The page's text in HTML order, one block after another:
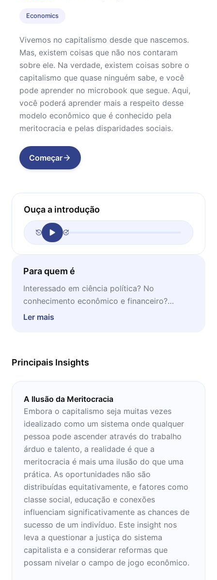
Economics
Vivemos no capitalismo desde que nascemos.
Mas, existem coisas que não nos contaram
sobre ele. Na verdade, existem coisas sobre o
capitalismo que quase ninguém sabe, e você
pode aprender no microbook que segue. Aqui,
você poderá aprender mais a respeito desse
modelo econômico que é conhecido pela
meritocracia e pelas disparidades sociais.
Começar
Ouça a introdução
Para quem é
Interessado em ciência política? No
conhecimento econômico e financeiro?
Querendo estudar sobre a sociedade? Este
Ler mais
Principais Insights
A Ilusão da Meritocracia
Embora o capitalismo seja muitas vezes
idealizado como um sistema onde qualquer
pessoa pode ascender através do trabalho
árduo e talento, a realidade é que a
meritocracia é mais uma ilusão do que uma
prática. As oportunidades não são
distribuídas equitativamente, e fatores como
classe social, educação e conexões
influenciam significativamente as chances de
sucesso de um indivíduo. Este insight nos
leva a questionar a justiça do sistema
capitalista e a considerar reformas que
possam nivelar o campo de jogo econômico.